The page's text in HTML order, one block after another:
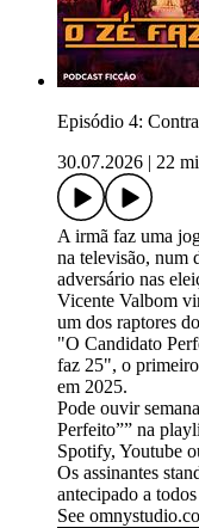
Episódio 4:
30.07.2026
22
A irmã faz uma
na televisão, num
adversário nas
Vicente Valbom
um dos raptores
"O Candidato
faz 25", o
em 2025.
Pode ouvir
Perfeito”” na
Spotify, Youtube
Os assinantes
antecipado a
See